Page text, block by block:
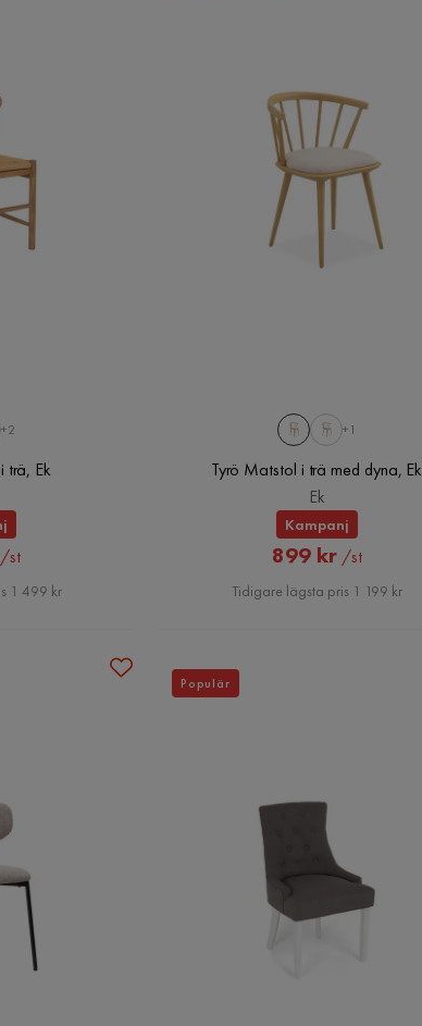
+2
trä, Ek
/st
1 499 kr
+1
Tyrö Matstol i trä med dyna, Ek
Ek
Kampanj
Rabatterat
Pris
899 kr /st
Tidigare lägsta pris 1 199 kr
Populär